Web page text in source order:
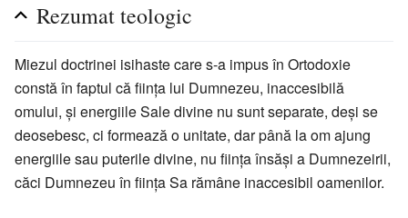
Rezumat teologic
Miezul doctrinei isihaste care s-a impus în Ortodoxie
constă în faptul că ființa lui Dumnezeu, inaccesibilă
omului, și energiile Sale divine nu sunt separate, deși se
deosebesc, ci formează o unitate, dar până la om ajung
energiile sau puterile divine, nu ființa însăși a Dumnezeirii,
căci Dumnezeu în ființa Sa rămâne inaccesibil oamenilor.